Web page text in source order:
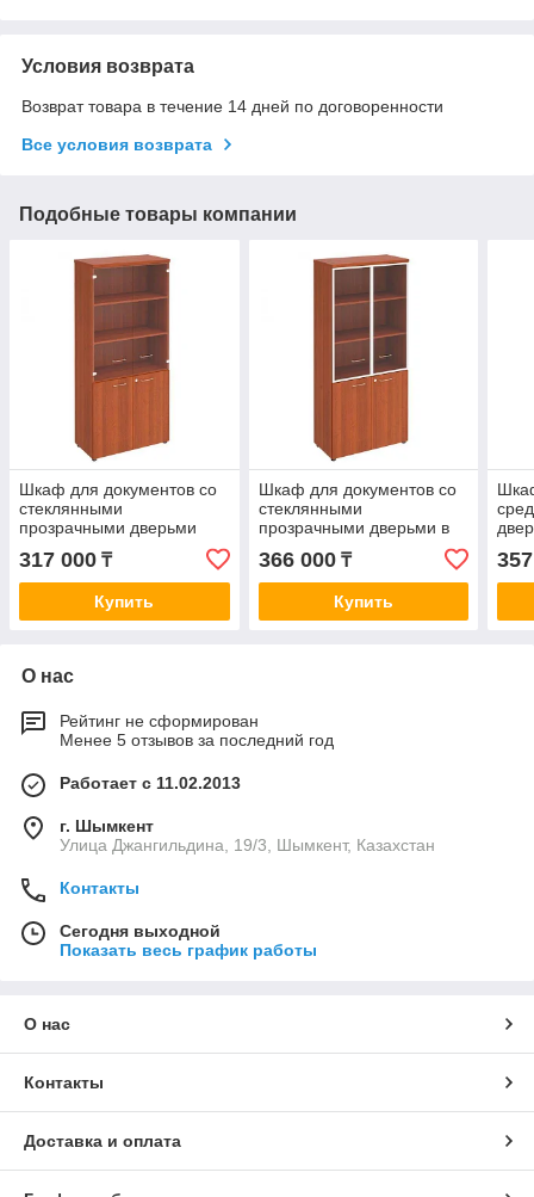
Условия возврата
Возврат товара в течение 14 дней по договоренности
Все условия возврата
Подобные товары компании
Шкаф для документов со
стеклянными
прозрачными дверьми
317 000 ₸
Купить
Шкаф для документов со
стеклянными
прозрачными дверьми в
366 000₸
Купить
О нас
Рейтинг не сформирован
Менее 5 отзывов за последний год
Работает с 11.02.2013
г. Шымкент
Улица Джангильдина, 19/3, Шымкент, Казахстан
Контакты
Сегодня выходной
Показать весь график работы
О нас
Контакты
Доставка и оплата